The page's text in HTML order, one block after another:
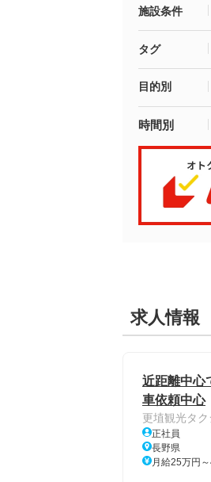
施設条件
タグ
目的別
時間別
求人情報
近距離中心
車依頼中心
更埴観光タ
正社員
長野県
月給25万円